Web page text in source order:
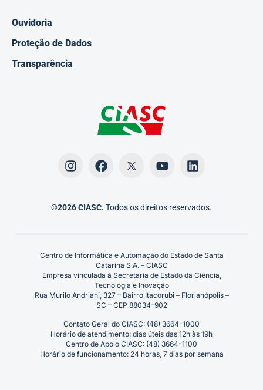
Ouvidoria
Proteção de Dados
Transparência
©2026 CIASC. Todos os direitos reservados.
Centro de Informática e Automação do Estado de Santa
Catarina S.A. – CIASC
Empresa vinculada à Secretaria de Estado da Ciência,
Tecnologia e Inovação
Rua Murilo Andriani, 327 – Bairro Itacorubi – Florianópolis –
SC – CEP 88034-902
Contato Geral do CIASC: (48) 3664-1000
Horário de atendimento: dias úteis das 12h às 19h
Centro de Apoio CIASC: (48) 3664-1100
Horário de funcionamento: 24 horas, 7 dias por semana